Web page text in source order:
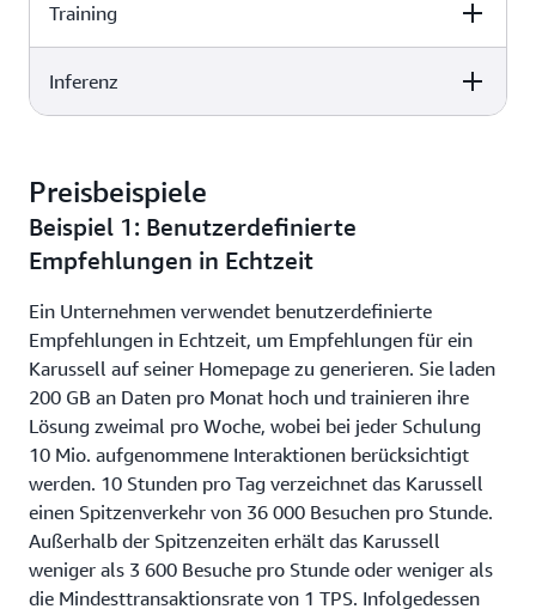
Training
$0.05 per GB of data uploaded to Amazon Personalize
erfasst wurden
Inferenz
0,15 USD pro 1 000 Empfehlungsanfragen sowohl für
Empfehlungen in Echtzeit als auch für
Stapelempfehlungen
Preisbeispiele
Beispiel 1: Benutzerdefinierte
Empfehlungen in Echtzeit
Ein Unternehmen verwendet benutzerdefinierte
Empfehlungen in Echtzeit, um Empfehlungen für ein
Karussell auf seiner Homepage zu generieren. Sie laden
200 GB an Daten pro Monat hoch und trainieren ihre
Lösung zweimal pro Woche, wobei bei jeder Schulung
10 Mio. aufgenommene Interaktionen berücksichtigt
werden. 10 Stunden pro Tag verzeichnet das Karussell
einen Spitzenverkehr von 36 000 Besuchen pro Stunde.
Außerhalb der Spitzenzeiten erhält das Karussell
weniger als 3 600 Besuche pro Stunde oder weniger als
die Mindesttransaktionsrate von 1 TPS. Infolgedessen